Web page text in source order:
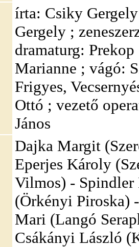
írta: Csiky
Gergely ;
dramaturg:
Marianne ; vágó:
Frigyes,
Ottó ; vezető
János
Dajka Margit
Eperjes Károly
Vilmos) - Spindler
(Örkényi Piroska)
Mari (Langó
Csákányi László